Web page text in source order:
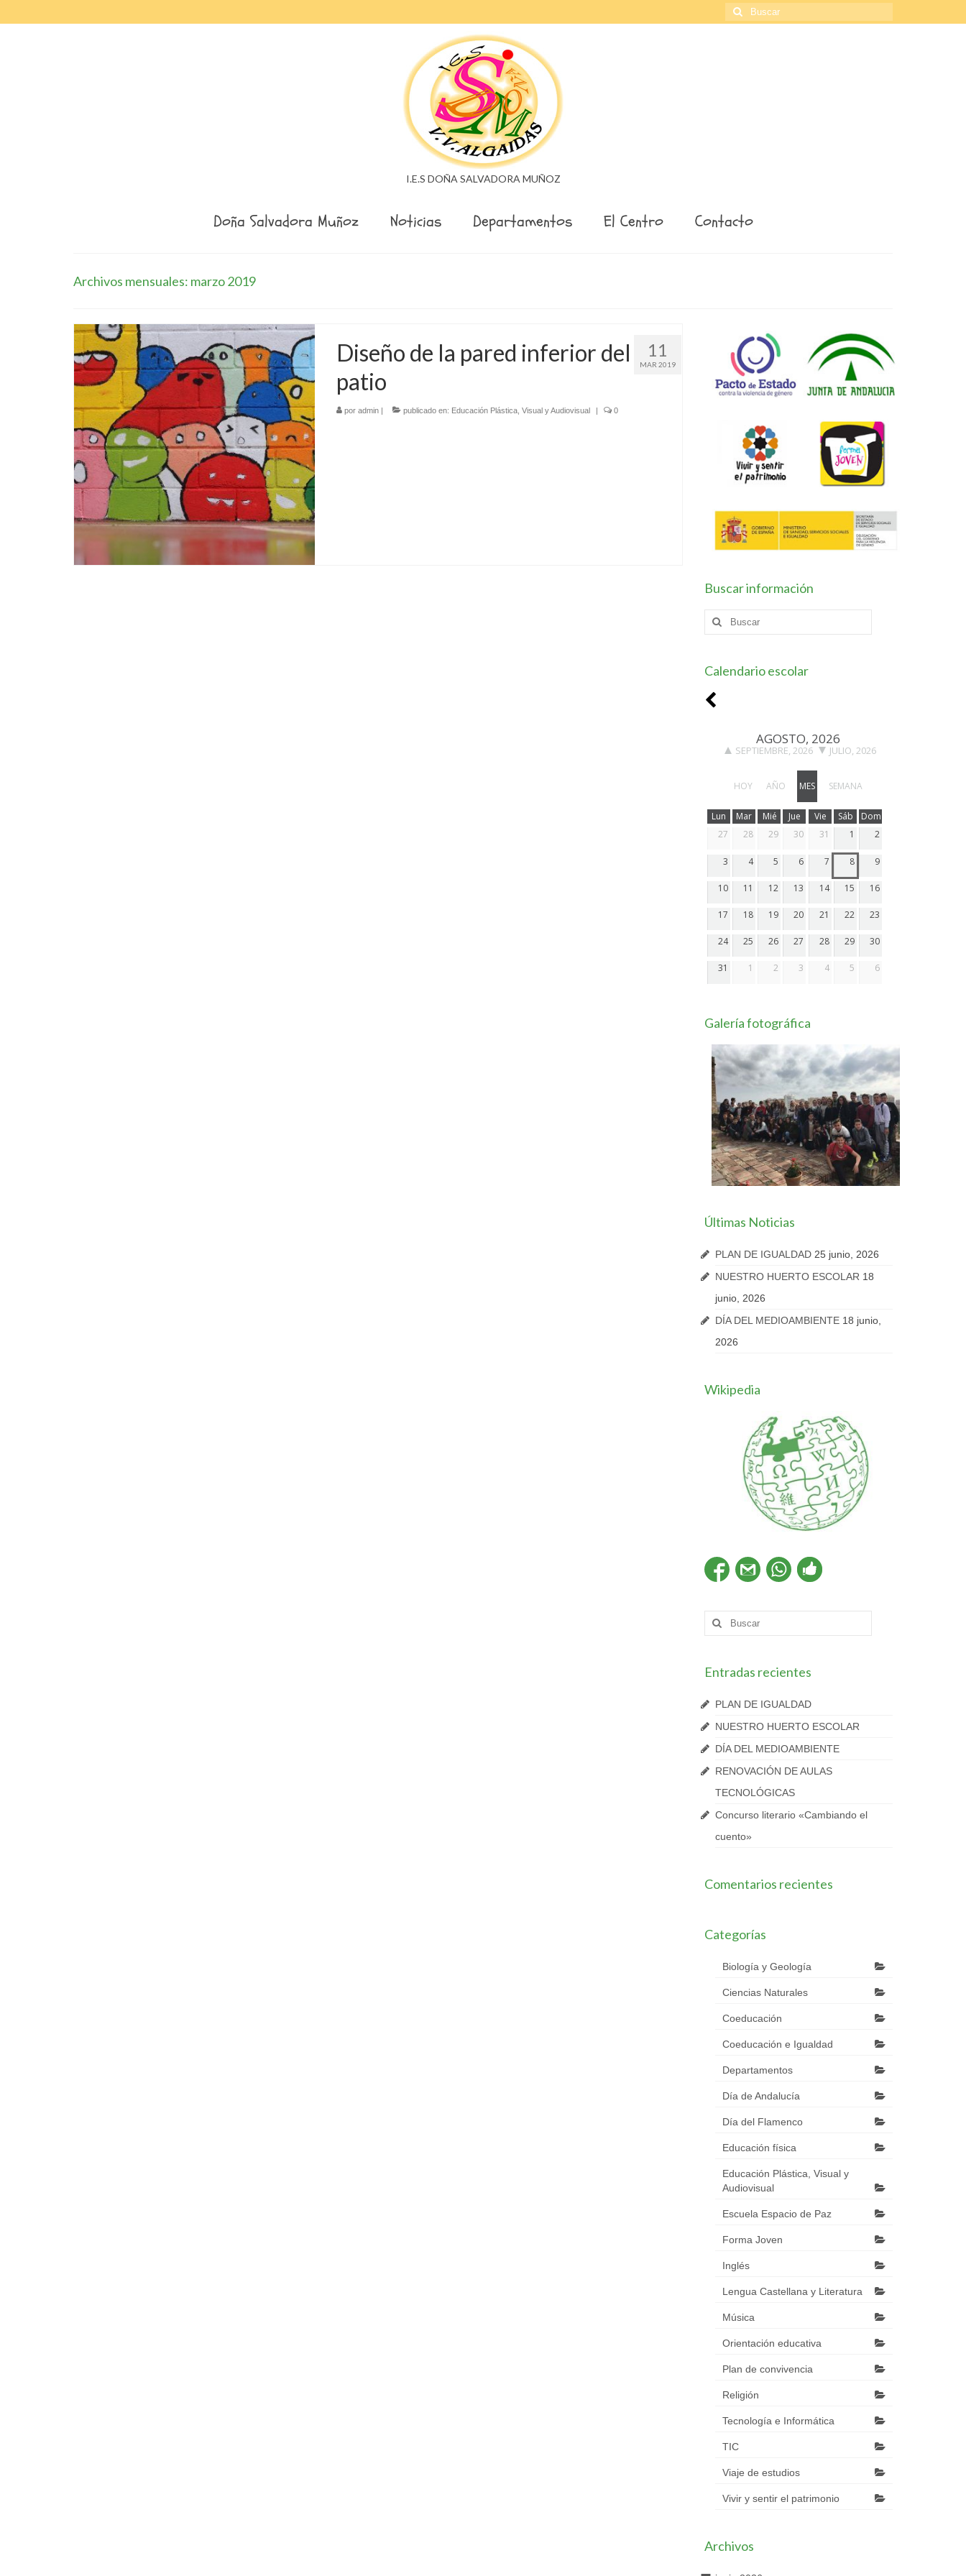
Buscar
por:
I.E.S DOÑA SALVADORA MUÑOZ
Doña Salvadora Muñoz Noticias Departamentos El Centro Contacto
Archivos mensuales: marzo 2019
11
MAR 2019
Diseño de la pared inferior del
patio
por admin| publicado en: Educación Plástica, Visual y Audiovisual | 0
Buscar información
Buscar
por:
Calendario escolar
AGOSTO, 2026
SEPTIEMBRE, 2026 JULIO, 2026
HOY AÑO MES SEMANA
Lun Mar Mié Jue Vie Sáb
Dom
27
28 29 30 31 1 2
3 4 5 6 7 8 9
10 11 12 13 14 15 16
17 18 19 20 21 22 23
24 25 26 27 28 29 30
31 1 2 3 4 5 6
Galería fotográfica
Últimas Noticias
PLAN DE IGUALDAD 25 junio, 2026
NUESTRO HUERTO ESCOLAR 18
junio, 2026
DÍA DEL MEDIOAMBIENTE 18 junio,
2026
Wikipedia
Buscar
por:
Entradas recientes
PLAN DE IGUALDAD
NUESTRO HUERTO ESCOLAR
DÍA DEL MEDIOAMBIENTE
RENOVACIÓN DE AULAS
TECNOLÓGICAS
Concurso literario «Cambiando el
cuento»
Comentarios recientes
Categorías
Biología y Geología
Ciencias Naturales
Coeducación
Coeducación e Igualdad
Departamentos
Día de Andalucía
Día del Flamenco
Educación física
Educación Plástica, Visual y
Audiovisual
Escuela Espacio de Paz
Forma Joven
Inglés
Lengua Castellana y Literatura
Música
Orientación educativa
Plan de convivencia
Religión
Tecnología e Informática
TIC
Viaje de estudios
Vivir y sentir el patrimonio
Archivos